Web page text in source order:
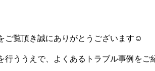
ご覧頂き誠にありがとうございます☺
ううえで、よくあるトラブル事例をご